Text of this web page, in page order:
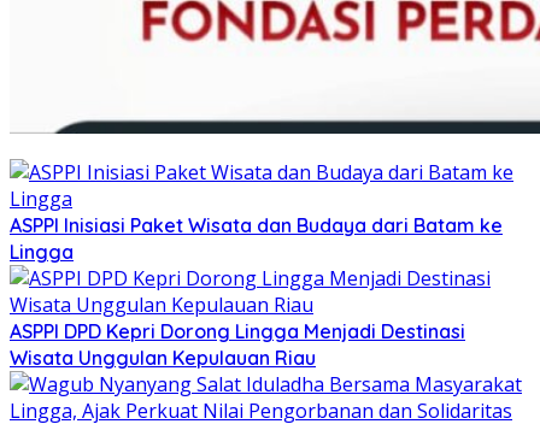
ASPPI Inisiasi Paket Wisata dan Budaya dari Batam ke
Lingga
ASPPI DPD Kepri Dorong Lingga Menjadi Destinasi
Wisata Unggulan Kepulauan Riau